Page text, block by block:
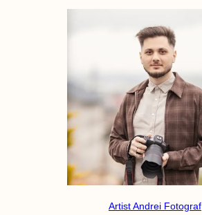
Artist Andrei Fotograf